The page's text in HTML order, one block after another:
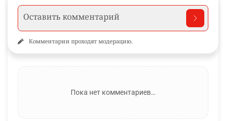
Комментарии проходят модерацию.
Пока нет комментариев…